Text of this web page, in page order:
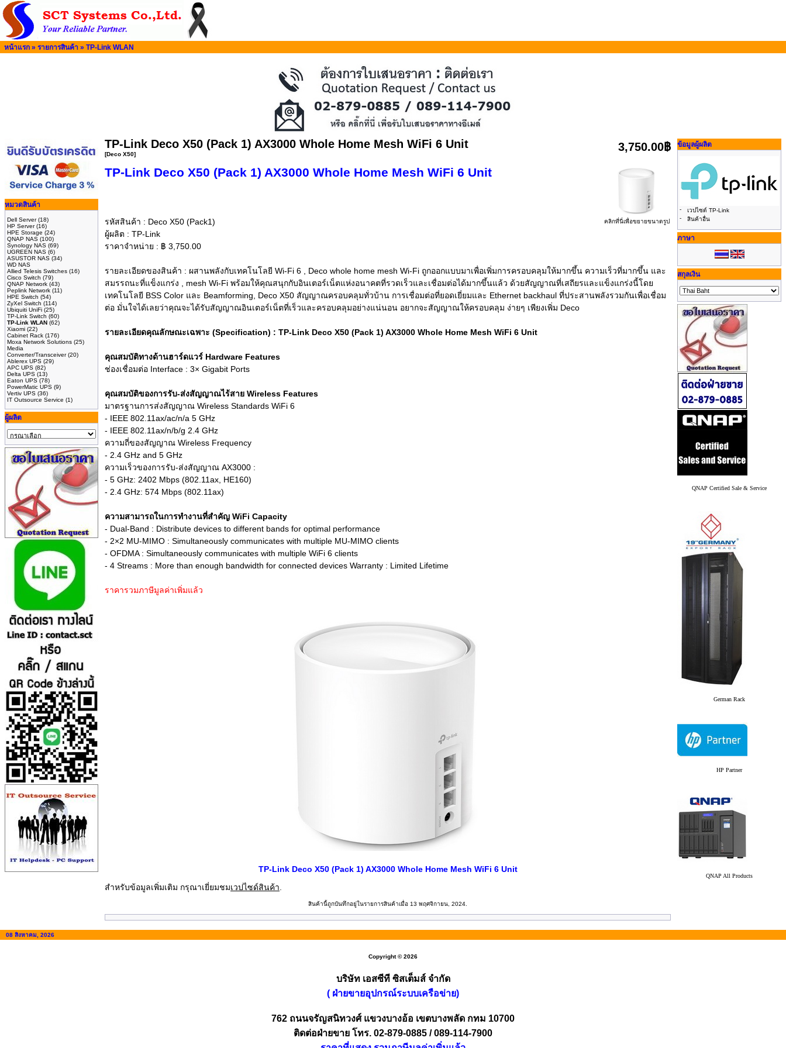
หน้าแรก » รายการสินค้า » TP-Link WLAN
หมวดสินค้า
Dell Server(18)
HP Server(16)
HPE Storage (24)
QNAP NAS (100)
Synology NAS (69)
UGREEN NAS (6)
ASUSTOR NAS (34)
WD NAS
Allied Telesis Switches (16)
Cisco Switch (79)
QNAP Network (43)
Peplink Network (11)
HPE Switch (54)
ZyXel Switch (114)
Ubiquiti UniFi (25)
TP-Link Switch (60)
TP-Link WLAN (62)
Xiaomi (22)
Cabinet Rack (176)
Moxa Network Solutions (25)
Media
Converter/Transceiver(20)
Ablerex UPS (29)
APC UPS (82)
Delta UPS (13)
Eaton UPS (78)
PowerMatic UPS (9)
Vertiv UPS (36)
IT Outsource Service (1)
ผู้ผลิต
TP-Link Deco X50 (Pack 1) AX3000 Whole Home Mesh WiFi 6 Unit
[Deco X50]
3,750.00฿
คลิกที่นี่เพื่อขยายขนาดรูป
TP-Link Deco X50 (Pack 1) AX3000 Whole Home Mesh WiFi 6 Unit
รหัสสินค้า : Deco X50 (Pack1)
ผู้ผลิต : TP-Link
ราคาจำหน่าย : ฿ 3,750.00
รายละเอียดของสินค้า : ผสานพลังกับเทคโนโลยี Wi-Fi 6 , Deco whole home mesh Wi-Fi ถูกออกแบบมาเพื่อเพิ่มการครอบคลุมให้มากขึ้น ความเร็วที่มากขึ้น และ
สมรรถนะที่แข็งแกร่ง , mesh Wi-Fi พร้อมให้คุณสนุกกับอินเตอร์เน็ตแห่งอนาคตที่รวดเร็วและเชื่อมต่อได้มากขึ้นแล้ว ด้วยสัญญาณที่เสถียรและแข็งแกร่งนี้โดย
เทคโนโลยี BSS Color และ Beamforming, Deco X50 สัญญาณครอบคลุมทั่วบ้าน การเชื่อมต่อที่ยอดเยี่ยมและ Ethernet backhaul ที่ประสานพลังรวมกันเพื่อเชื่อม
ต่อ มั่นใจได้เลยว่าคุณจะได้รับสัญญาณอินเตอร์เน็ตที่เร็วและครอบคลุมอย่างแน่นอน อยากจะสัญญาณให้ครอบคลุม ง่ายๆ เพียงเพิ่ม Deco
รายละเอียดคุณลักษณะเฉพาะ (Specification) : TP-Link Deco X50 (Pack 1) AX3000 Whole Home Mesh WiFi 6 Unit
คุณสมบัติทางด้านฮาร์ดแวร์ Hardware Features
ช่องเชื่อมต่อ Interface : 3× Gigabit Ports
คุณสมบัติของการรับ-ส่งสัญญาณไร้สาย Wireless Features
มาตรฐานการส่งสัญญาณ Wireless Standards WiFi 6
- IEEE 802.11ax/ac/n/a 5 GHz
- IEEE 802.11ax/n/b/g 2.4 GHz
ความถี่ของสัญญาณ Wireless Frequency
- 2.4 GHz and 5 GHz
ความเร็วของการรับ-ส่งสัญญาณ AX3000 :
- 5 GHz: 2402 Mbps (802.11ax, HE160)
- 2.4 GHz: 574 Mbps (802.11ax)
ความสามารถในการทำงานที่สำคัญ WiFi Capacity
- Dual-Band : Distribute devices to different bands for optimal performance
- 2×2 MU-MIMO : Simultaneously communicates with multiple MU-MIMO clients
- OFDMA : Simultaneously communicates with multiple WiFi 6 clients
- 4 Streams : More than enough bandwidth for connected devices Warranty : Limited Lifetime
ราคารวมภาษีมูลค่าเพิ่มแล้ว
TP-Link Deco X50 (Pack 1) AX3000 Whole Home Mesh WiFi 6 Unit
สำหรับข้อมูลเพิ่มเติม กรุณาเยี่ยมชมเวปไซด์สินค้า
สินค้านี้ถูกบันทึกอยู่ในรายการสินค้าเมื่อ 13 พฤศจิกายน, 2024.
ข้อมูลผู้ผลิต
-
เวปไซด์ TP-Link
-
สินค้าอื่น
ภาษา
สกุลเงิน
QNAP Certified Sale & Service
German Rack
HP Partner
QNAP All Products
08 สิงหาคม, 2026
Copyright © 2026
บริษัท เอสซีที ซิสเต็มส์ จำกัด
( ฝ่ายขายอุปกรณ์ระบบเครือข่าย)
762 ถนนจรัญสนิทวงศ์ แขวงบางอ้อ เขตบางพลัด กทม 10700
ติดต่อฝ่ายขาย โทร. 02-879-0885 / 089-114-7900